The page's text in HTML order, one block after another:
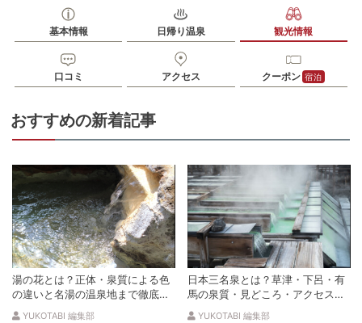
基本情報 日帰り温泉 観光情報
口コミ アクセス クーポン 宿泊
おすすめの新着記事
湯の花とは？正体・泉質による色
の違いと名湯の温泉地まで徹底解
説
YUKOTABI 編集部
日本三名泉とは？草津・下呂・有
馬の泉質・見どころ・アクセスを
徹底解説
YUKOTABI 編集部